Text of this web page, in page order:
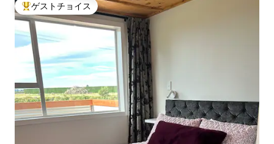
大好評のゲストチョイスです。
ゲストチョイス